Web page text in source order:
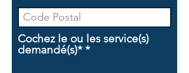
Cochez le ou les service(s)
demandé(s)* *O